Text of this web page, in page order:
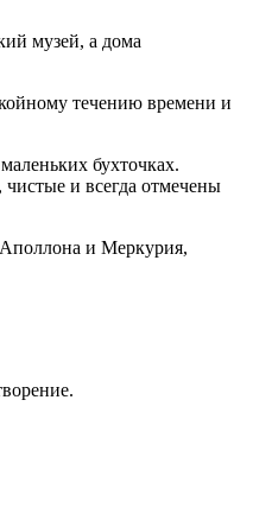
музей, а дома
течению времени и
бухточках.
и всегда отмечены
Аполлона и Меркурия,